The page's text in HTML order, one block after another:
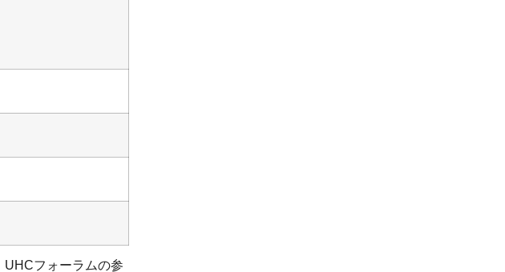
UHCフォーラムの参